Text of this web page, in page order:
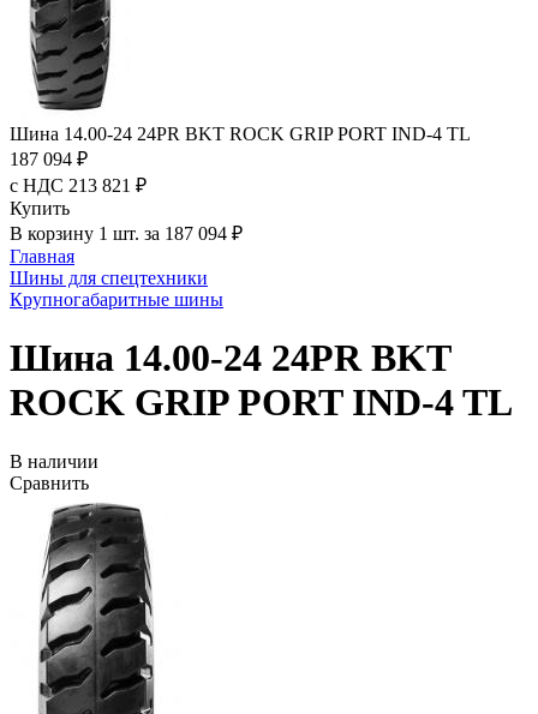
Шина 14.00-24 24PR BKT ROCK GRIP PORT IND-4 TL
187 094 ₽
с НДС 213 821 ₽
Купить
В корзину 1 шт. за 187 094 ₽
Главная
Шины для спецтехники
Крупногабаритные шины
Шина 14.00-24 24PR BKT
ROCK GRIP PORT IND-4 TL
В наличии
Сравнить